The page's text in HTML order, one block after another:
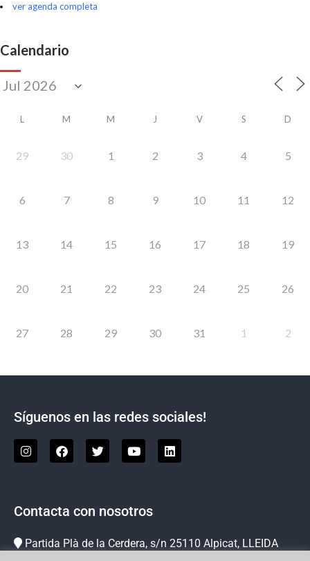
ver agenda completa
Calendario
L M M J V S D
29 30 1 2 3 4 5
6 7 8 9 10 11 12
13 14 15 16 17 18 19
20 21 22 23 24 25 26
27 28 29 30 31 1 2
Síguenos en las redes sociales!
Contacta con nosotros
Partida Plà de la Cerdera, s/n 25110 Alpicat, LLEIDA